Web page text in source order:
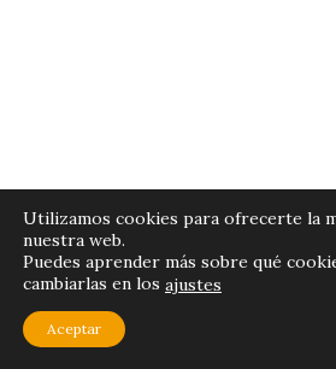
Utilizamos cookies para ofrecerte la
nuestra web.
Puedes aprender más sobre qué
cambiarlas en los ajustes
Aceptar